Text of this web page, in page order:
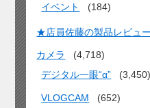
イベント (184)
★店員佐藤の製品レビュー
カメラ
(4,718)
デジタル一眼“α”
(3,450)
VLOGCAM (652)